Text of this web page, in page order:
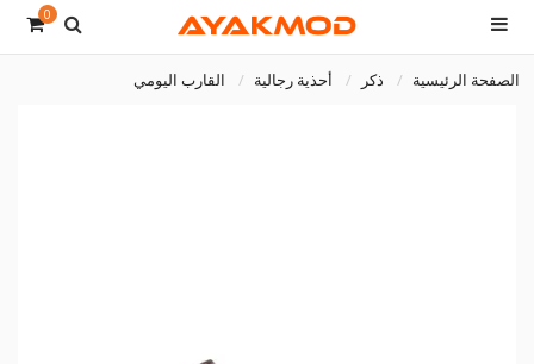
0
الصفحة الرئيسية ذكر أحذية رجالية القارب اليومي